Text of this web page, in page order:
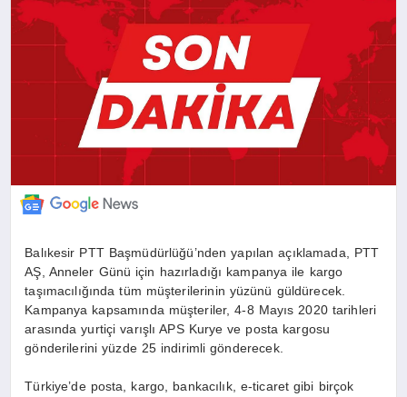
SANAT
Balıkesir PTT Başmüdürlüğü’nden yapılan açıklamada, PTT
AŞ, Anneler Günü için hazırladığı kampanya ile kargo
taşımacılığında tüm müşterilerinin yüzünü güldürecek.
Kampanya kapsamında müşteriler, 4-8 Mayıs 2020 tarihleri
arasında yurtiçi varışlı APS Kurye ve posta kargosu
gönderilerini yüzde 25 indirimli gönderecek.
Türkiye’de posta, kargo, bankacılık, e-ticaret gibi birçok